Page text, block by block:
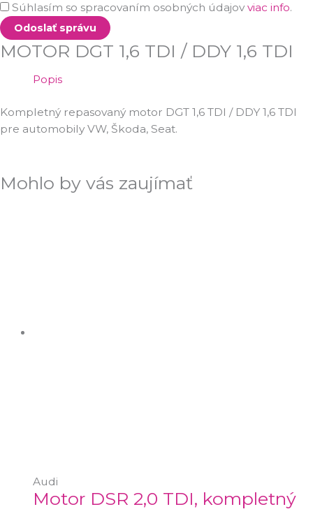
Súhlasím so spracovaním osobných údajov viac info.
Odoslať správu
MOTOR DGT 1,6 TDI / DDY 1,6 TDI
Popis
Kompletný repasovaný motor DGT 1,6 TDI / DDY 1,6 TDI
pre automobily VW, Škoda, Seat.
Mohlo by vás zaujímať
Audi
Motor DSR 2,0 TDI, kompletný